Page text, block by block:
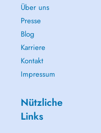
Über uns
Presse
Blog
Karriere
Kontakt
Impressum
Nützliche
Links